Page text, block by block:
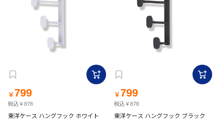
￥ 799
税込￥878
東洋ケース ハングフック ホワイト
￥ 799
税込￥878
東洋ケース ハングフック ブラック